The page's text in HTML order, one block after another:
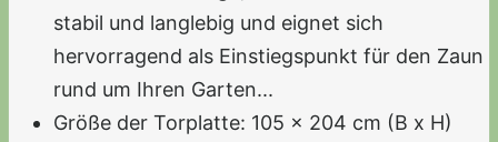
stabil und langlebig und eignet sich
hervorragend als Einstiegspunkt für den Zaun
rund um Ihren Garten...
Größe der Torplatte: 105 x 204 cm (B x H)